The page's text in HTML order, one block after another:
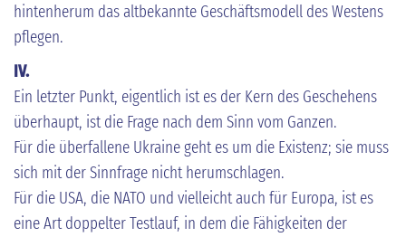
hintenherum das altbekannte Geschäftsmodell des Westens
pflegen.
IV.
Ein letzter Punkt, eigentlich ist es der Kern des Geschehens
überhaupt, ist die Frage nach dem Sinn vom Ganzen.
Für die überfallene Ukraine geht es um die Existenz; sie muss
sich mit der Sinnfrage nicht herumschlagen.
Für die USA, die NATO und vielleicht auch für Europa, ist es
eine Art doppelter Testlauf, in dem die Fähigkeiten der